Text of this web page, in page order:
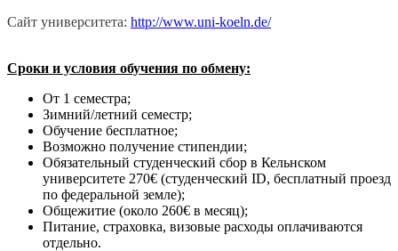
Сайт университета: http://www.uni-koeln.de/
Сроки и условия обучения по обмену:
От 1 семестра;
Зимний/летний семестр;
Обучение бесплатное;
Возможно получение стипендии;
Обязательный студенческий сбор в Кельнском
университете 270€ (студенческий ID, бесплатный проезд
по федеральной земле);
Общежитие (около 260€ в месяц);
Питание, страховка, визовые расходы оплачиваются
отдельно.